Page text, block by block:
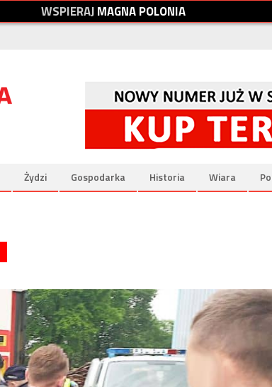
WSPIERAJMAGNAPOLONIA
Żydzi Gospodarka Historia Wiara